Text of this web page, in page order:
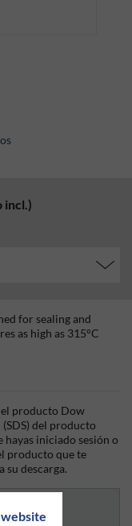
incl.)
for sealing and
as high as 315°C
producto Dow
del producto
hayas iniciado sesión o
producto que te
su descarga.